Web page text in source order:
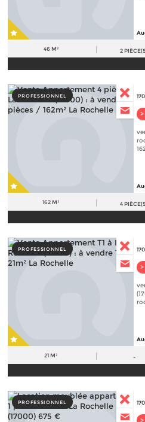
46 M² 2
PROFESSIONNEL
162 M² 4
PROFESSIONNEL
21 M² -
PROFESSIONNEL